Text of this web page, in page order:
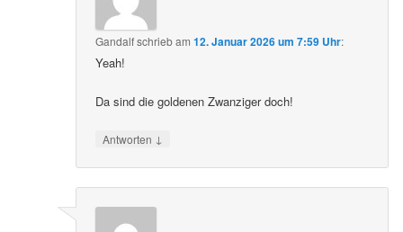
Gandalfschriebam12. Januar 2026 um 7:59 Uhr:
Yeah!
Da sind die goldenen Zwanziger doch!
Antworten ↓